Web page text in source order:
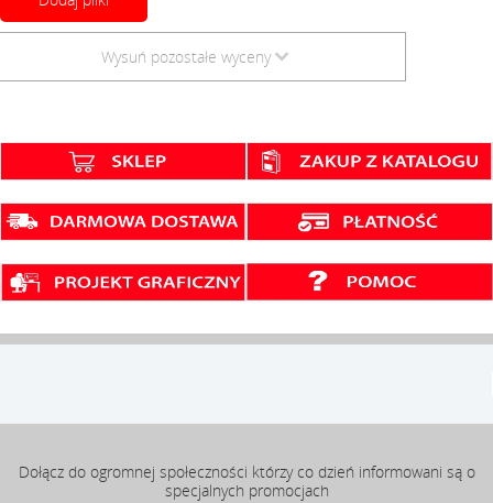
Pliki można wgrać również w późniejszych etapach zamówienia.
Wysuń pozostałe wyceny ↓
Dołącz do ogromnej społeczności którzy co dzień informowani są o
specjalnych promocjach